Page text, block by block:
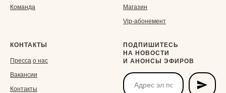
Команда
Магазин
Vip-aбонемент
КОНТАКТЫ
Пресса о нас
Вакансии
Контакты
ПОДПИШИТЕСЬ
НА НОВОСТИ
И АНОНСЫ ЭФИРОВ